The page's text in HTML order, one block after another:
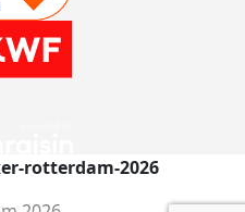
rotterdam-2026